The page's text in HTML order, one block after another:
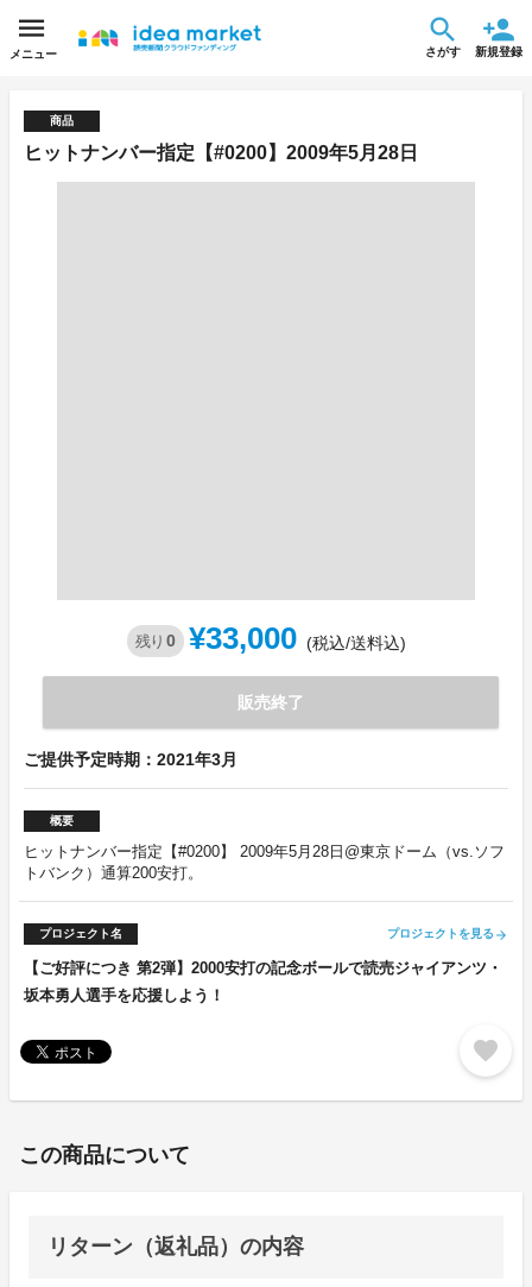
メニュー さがす 新規登録
商品
ヒットナンバー指定【#0200】2009年5月28日
残り 0 ¥33,000 (税込/送料込)
販売終了
ご提供予定時期：2021年3月
概要
ヒットナンバー指定【#0200】 2009年5月28日@東京ドーム（vs.ソフ
トバンク）通算200安打。
プロジェクト名 プロジェクトを見る arrow_forward
【ご好評につき 第2弾】2000安打の記念ボールで読売ジャイアンツ・
坂本勇人選手を応援しよう！
favorite
この商品について
リターン（返礼品）の内容